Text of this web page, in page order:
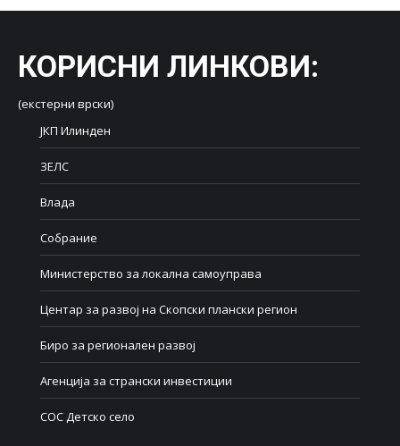
КОРИСНИ ЛИНКОВИ:
(екстерни врски)
ЈКП Илинден
ЗЕЛС
Влада
Собрание
Министерство за локална самоуправа
Центар за развој на Скопски плански регион
Биро за регионален развој
Агенција за странски инвестиции
СОС Детско село